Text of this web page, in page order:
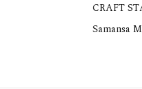
CRAFT
Samansa